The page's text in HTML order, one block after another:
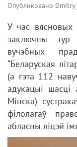
Опубликовано
У час вясновых
заключны тур
вучэбных
“Беларуская
(а гэта 112
адукацыі
Мінска)
філолагаў
абласны ліцэй